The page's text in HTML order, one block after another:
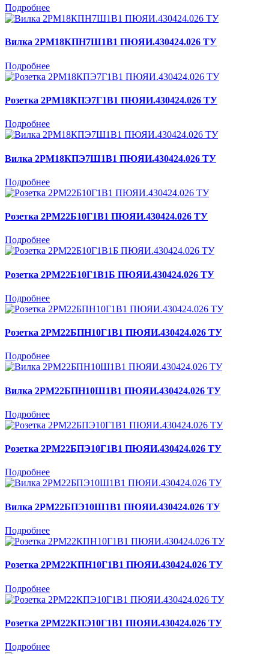
Подробнее
Вилка 2РМ18КПН7Ш1В1 ПЮЯИ.430424.026 ТУ
Подробнее
Розетка 2РМ18КПЭ7Г1В1 ПЮЯИ.430424.026 ТУ
Подробнее
Вилка 2РМ18КПЭ7Ш1В1 ПЮЯИ.430424.026 ТУ
Подробнее
Розетка 2РМ22Б10Г1В1 ПЮЯИ.430424.026 ТУ
Подробнее
Розетка 2РМ22Б10Г1В1Б ПЮЯИ.430424.026 ТУ
Подробнее
Розетка 2РМ22БПН10Г1В1 ПЮЯИ.430424.026 ТУ
Подробнее
Вилка 2РМ22БПН10Ш1В1 ПЮЯИ.430424.026 ТУ
Подробнее
Розетка 2РМ22БПЭ10Г1В1 ПЮЯИ.430424.026 ТУ
Подробнее
Вилка 2РМ22БПЭ10Ш1В1 ПЮЯИ.430424.026 ТУ
Подробнее
Розетка 2РМ22КПН10Г1В1 ПЮЯИ.430424.026 ТУ
Подробнее
Розетка 2РМ22КПЭ10Г1В1 ПЮЯИ.430424.026 ТУ
Подробнее